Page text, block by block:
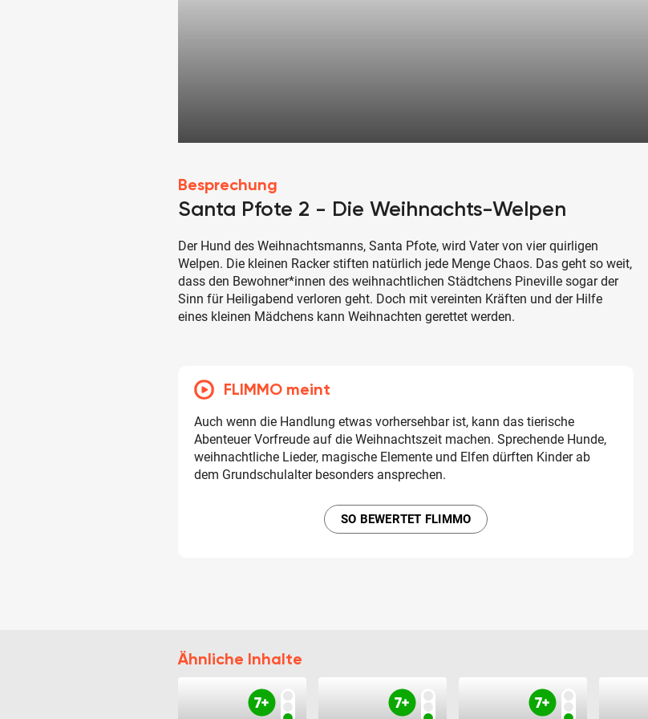
Besprechung
Santa Pfote 2 - Die Weihnachts-Welpen
Der Hund des Weihnachtsmanns, Santa Pfote, wird Vater von vier quirligen
Welpen. Die kleinen Racker stiften natürlich jede Menge Chaos. Das geht so weit,
dass den Bewohner*innen des weihnachtlichen Städtchens Pineville sogar der
Sinn für Heiligabend verloren geht. Doch mit vereinten Kräften und der Hilfe
eines kleinen Mädchens kann Weihnachten gerettet werden.
FLIMMO meint
Auch wenn die Handlung etwas vorhersehbar ist, kann das tierische
Abenteuer Vorfreude auf die Weihnachtszeit machen. Sprechende Hunde,
weihnachtliche Lieder, magische Elemente und Elfen dürften Kinder ab
dem Grundschulalter besonders ansprechen.
SO BEWERTET FLIMMO
Ähnliche Inhalte